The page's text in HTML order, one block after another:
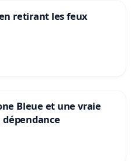
retirant les feux
Bleue et une vraie